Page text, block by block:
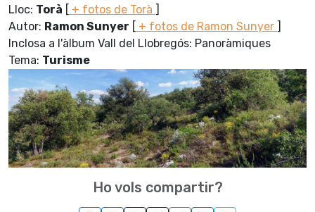
Lloc: Torà [ + fotos de Torà ]
Autor: Ramon Sunyer [ + fotos de Ramon Sunyer ]
Inclosa a l'àlbum Vall del Llobregós: Panoràmiques
Tema: Turisme
Ho vols compartir?